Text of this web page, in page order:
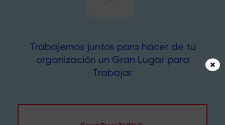
Trabajemos juntos para hacer de tu
organización un Gran Lugar para
Trabajar